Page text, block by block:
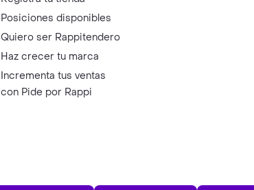
Posiciones disponibles
Quiero ser Rappitendero
Haz crecer tu marca
Incrementa tus ventas
con Pide por Rappi